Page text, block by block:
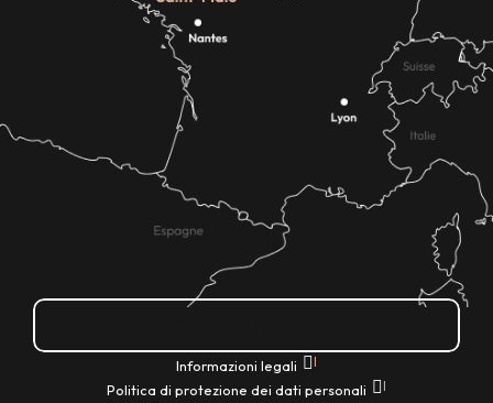
Informazioni legali |
Politica di protezione dei dati personali
|